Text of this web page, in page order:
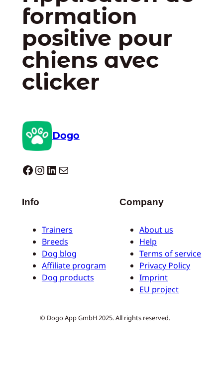
formation
positive pour
chiens avec
clicker
Dogo
Dogo facebook InstagramLinkedIn E-mail
Info
Trainers
Breeds
Dog blog
Affiliate program
Dog products
Company
About us
Help
Terms of service
Privacy Policy
Imprint
EU project
© Dogo App GmbH 2025. All rights reserved.